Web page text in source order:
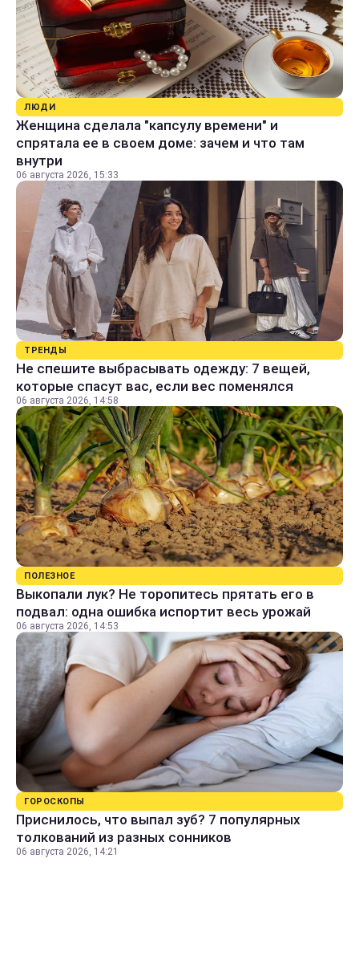
ЛЮДИ
Женщина сделала "капсулу времени" и
спрятала ее в своем доме: зачем и что там
внутри
06 августа 2026, 15:33
ТРЕНДЫ
Не спешите выбрасывать одежду: 7 вещей,
которые спасут вас, если вес поменялся
06 августа 2026, 14:58
ПОЛЕЗНОЕ
Выкопали лук? Не торопитесь прятать его в
подвал: одна ошибка испортит весь урожай
06 августа 2026, 14:53
ГОРОСКОПЫ
Приснилось, что выпал зуб? 7 популярных
толкований из разных сонников
06 августа 2026, 14:21